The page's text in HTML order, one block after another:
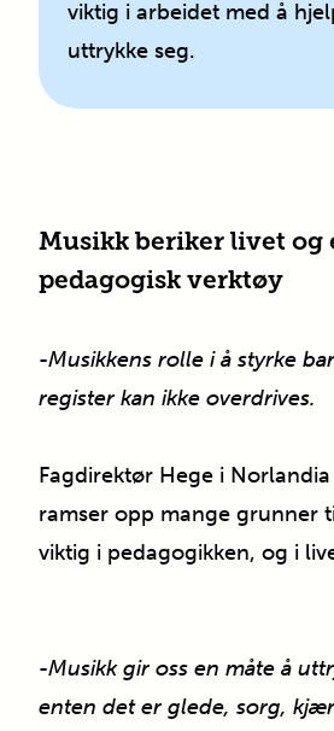
viktig i arbeidet med å
uttrykke seg.
Musikk beriker livet og
pedagogisk verktøy
-Musikkens rolle i å styrke
register kan ikke overdrives.
Fagdirektør Hege i
ramser opp mange grunner
viktig i pedagogikken, og i
-Musikk gir oss en måte å
enten det er glede, sorg,